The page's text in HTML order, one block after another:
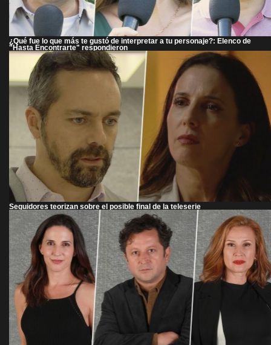
¿Qué fue lo que más te gustó de interpretar a tu personaje?: Elenco de
"Hasta Encontrarte" respondieron
Seguidores teorizan sobre el posible final de la teleserie